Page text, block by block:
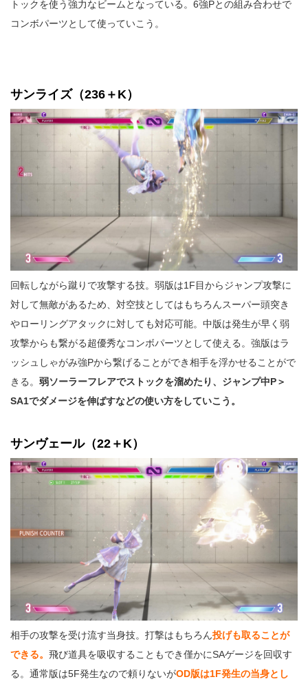
トックを使う強力なビームとなっている。6強Pとの組み合わせで
コンボパーツとして使っていこう。
サンライズ（236＋K）
回転しながら蹴りで攻撃する技。弱版は1F目からジャンプ攻撃に
対して無敵があるため、対空技としてはもちろんスーパー頭突き
やローリングアタックに対しても対応可能。中版は発生が早く弱
攻撃からも繋がる超優秀なコンボパーツとして使える。強版はラ
ッシュしゃがみ強Pから繋げることができ相手を浮かせることがで
きる。 弱ソーラーフレアでストックを溜めたり、ジャンプ中P＞
SA1でダメージを伸ばすなどの使い方をしていこう。
サンヴェール（22＋K）
相手の攻撃を受け流す当身技。打撃はもちろん投げも取ることが
できる。 飛び道具を吸収することもでき僅かにSAゲージを回収す
る。通常版は5F発生なので頼りないがOD版は1F発生の当身とし